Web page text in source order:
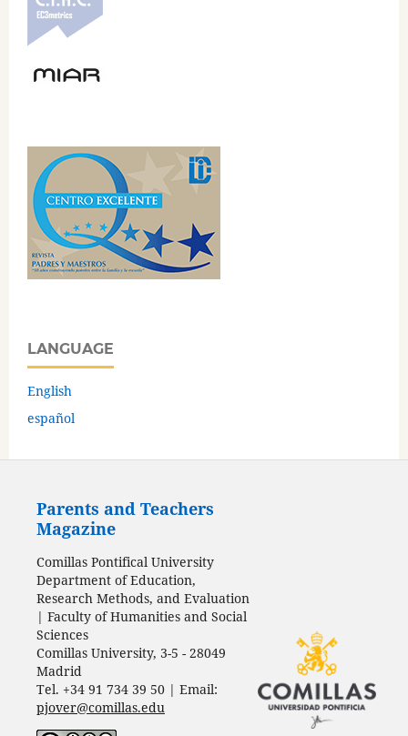
LANGUAGE
English
español
Parents and Teachers
Magazine
Comillas Pontifical University
Department of Education,
Research Methods, and Evaluation
| Faculty of Humanities and Social
Sciences
Comillas University, 3-5 - 28049
Madrid
Tel. +34 91 734 39 50 | Email:
pjover@comillas.edu